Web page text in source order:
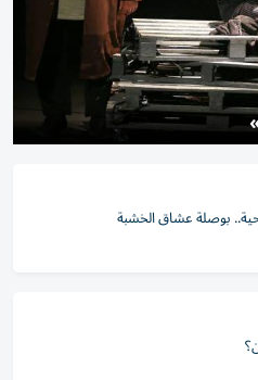
بوصلة عشاق الخشبة